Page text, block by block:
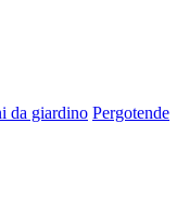
da giardino Pergotende